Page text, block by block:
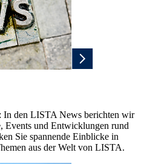
In den LISTA News berichten wir
Events und Entwicklungen rund
Sie spannende Einblicke in
aus der Welt von LISTA.